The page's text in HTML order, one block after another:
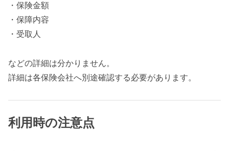
・保険金額
・保障内容
・受取人
などの詳細は分かりません。
詳細は各保険会社へ別途確認する必要があります。
利用時の注意点